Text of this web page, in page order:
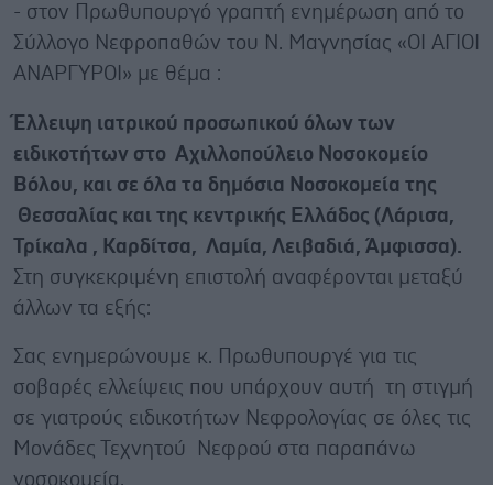
- στον Πρωθυπουργό γραπτή ενημέρωση από το
Σύλλογο Νεφροπαθών του Ν. Μαγνησίας «ΟΙ ΑΓΙΟΙ
ΑΝΑΡΓΥΡΟΙ» με θέμα :
Έλλειψη ιατρικού προσωπικού όλων των
ειδικοτήτων στο Αχιλλοπούλειο Νοσοκομείο
Βόλου, και σε όλα τα δημόσια Νοσοκομεία της
Θεσσαλίας και της κεντρικής Ελλάδος (Λάρισα,
Τρίκαλα , Καρδίτσα, Λαμία, Λειβαδιά, Άμφισσα).
Στη συγκεκριμένη επιστολή αναφέρονται μεταξύ
άλλων τα εξής:
Σας ενημερώνουμε κ. Πρωθυπουργέ για τις
σοβαρές ελλείψεις που υπάρχουν αυτή τη στιγμή
σε γιατρούς ειδικοτήτων Νεφρολογίας σε όλες τις
Μονάδες Τεχνητού Νεφρού στα παραπάνω
νοσοκομεία.